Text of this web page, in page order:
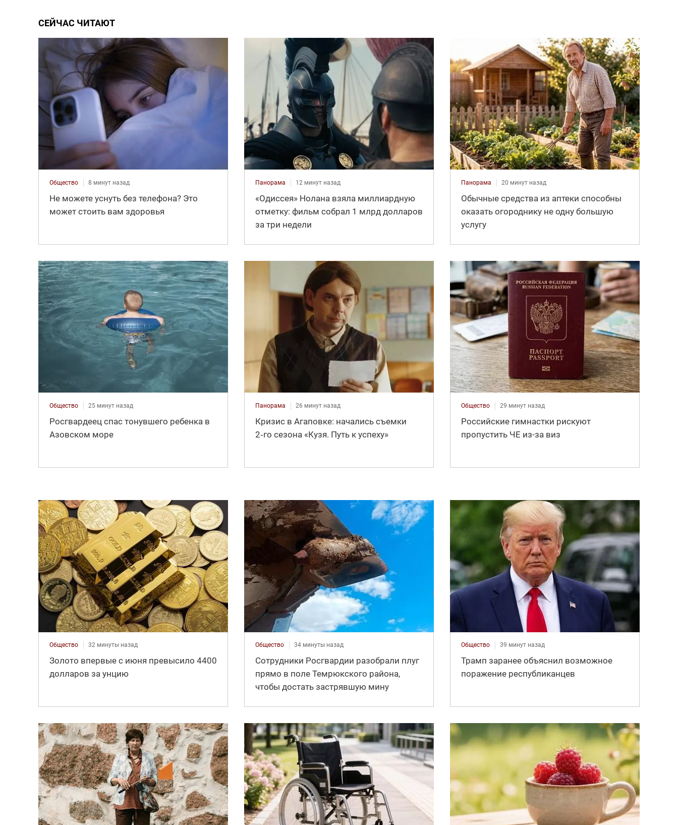
СЕЙЧАС ЧИТАЮТ
Общество 8 минут назад
Не можете уснуть без телефона? Это
может стоить вам здоровья
Панорама 12 минут назад
«Одиссея» Нолана взяла миллиардную
отметку: фильм собрал 1 млрд долларов
за три недели
Панорама 20 минут назад
Обычные средства из аптеки способны
оказать огороднику не одну большую
услугу
Общество 25 минут назад
Росгвардеец спас тонувшего ребенка в
Азовском море
Панорама 26 минут назад
Кризис в Агаповке: начались съемки
2‑го сезона «Кузя. Путь к успеху»
Общество 29 минут назад
Российские гимнастки рискуют
пропустить ЧЕ из-за виз
Общество 32 минуты назад
Золото впервые с июня превысило 4400
долларов за унцию
Общество 34 минуты назад
Сотрудники Росгвардии разобрали плуг
прямо в поле Темрюкского района,
чтобы достать застрявшую мину
Общество 39 минут назад
Трамп заранее объяснил возможное
поражение республиканцев